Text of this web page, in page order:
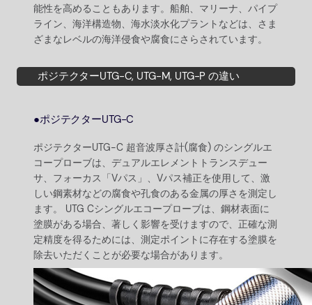
能性を高めることもあります。船舶、マリーナ、パイプ
ライン、海洋構造物、海水淡水化プラントなどは、さま
ざまなレベルの海洋侵食や腐食にさらされています。
ポジテクターUTG-C, UTG-M, UTG-P の違い
●ポジテクターUTG-C
ポジテクターUTG-C 超音波厚さ計(腐食) のシングルエ
コープローブは、デュアルエレメントトランスデュー
サ、フォーカス「Vパス」、Vパス補正を使用して、激
しい鋼素材などの腐食や孔食のある金属の厚さを測定し
ます。 UTG Cシングルエコープローブは、鋼材表面に
塗膜がある場合、著しく影響を受けますので、正確な測
定精度を得るためには、測定ポイントに存在する塗膜を
除去いただくことが必要な場合があります。